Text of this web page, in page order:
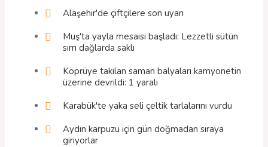
Alaşehir'de çiftçilere son uyarı
Muş'ta yayla mesaisi başladı: Lezzetli sütün
sırrı dağlarda saklı
Köprüye takılan saman balyaları kamyonetin
üzerine devrildi: 1 yaralı
Karabük'te yaka seli çeltik tarlalarını vurdu
Aydın karpuzu için gün doğmadan sıraya
giriyorlar